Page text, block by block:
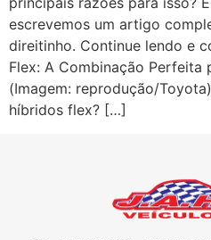
escrevemos um artigo
direitinho. Continue lendo e
Flex: A Combinação Perfeita
(Imagem: reprodução/
híbridos flex? […]